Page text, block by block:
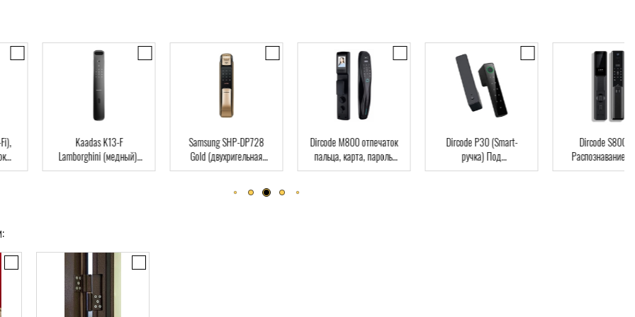
Kaadas K13-F
Lamborghini (медный),
Автомат, Face-ID,
Samsung SHP-DP728
Gold (двухригельная
врезная часть), Автомат,
Dircode M800 отпечаток
пальца, карта, пароль,
ключ, Wi-Fi, видеоглазок
Dircode P30 (Smart-
ручка) Под
межкомнатные двери,
Dircode S800 3D
Распознавание
код, карта,